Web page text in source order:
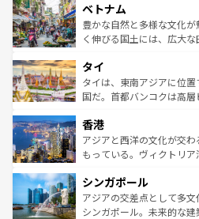
参照してほしい。
容にもいいと評判のスイー
が味わえる。 なお、
照してほしい。
き、地方に足を延ばせば四
できる。そして、キムチ
まで、さまざまな韓国料
リティに包まれながら、韓
わってみて
覧を参照してほしい。
ベトナム
豊かな自然と多様な文化
く伸びる国土には、広大
急速な発展と共に伝統が息
ーチミン市のフランス統
醸し出している。また、
とつ。フォーやバインミー
ひ現地で味わいたい。ど
が旅行者を迎えてくれる
参照してほしい。
タイ
タイは、東南アジアに位
国だ。首都バンコクは高
の活気が交差している。北
帯で自然と触れ合い、南
いビーチでリゾート気分
激する。気候は一年中温暖
が待っている。親しみや
た文化、そして多様な観
香港
アジアと西洋の文化が交
もっている。ヴィクトリ
み、どこを訪れても感動す
ており、効率よく見どこ
うな絶景から文化的な体
シンガポール
アジアの交差点として多
シンガポール。未来的な